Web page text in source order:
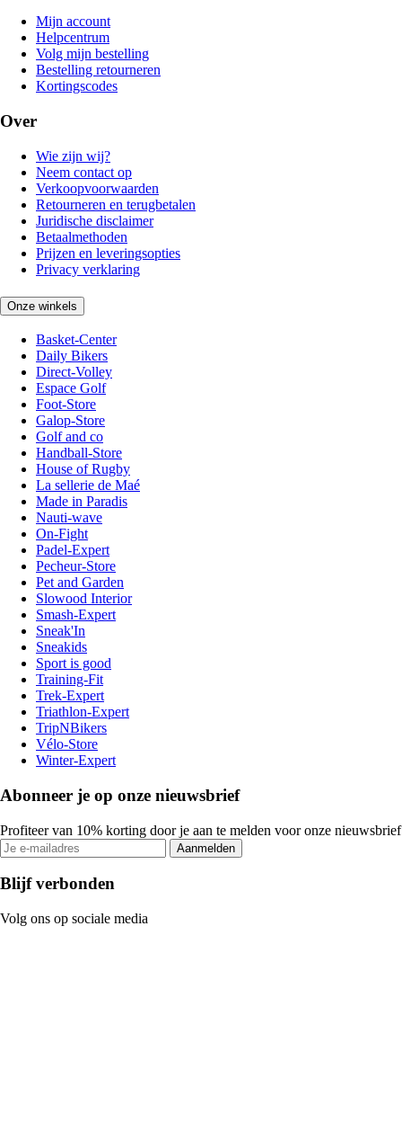
Mijn account
Helpcentrum
Volg mijn bestelling
Bestelling retourneren
Kortingscodes
Over
Wie zijn wij?
Neem contact op
Verkoopvoorwaarden
Retourneren en terugbetalen
Juridische disclaimer
Betaalmethoden
Prijzen en leveringsopties
Privacy verklaring
Onze winkels
Basket-Center
Daily Bikers
Direct-Volley
Espace Golf
Foot-Store
Galop-Store
Golf and co
Handball-Store
House of Rugby
La sellerie de Maé
Made in Paradis
Nauti-wave
On-Fight
Padel-Expert
Pecheur-Store
Pet and Garden
Slowood Interior
Smash-Expert
Sneak'In
Sneakids
Sport is good
Training-Fit
Trek-Expert
Triathlon-Expert
TripNBikers
Vélo-Store
Winter-Expert
Abonneer je op onze nieuwsbrief
Profiteer van 10% korting door je aan te melden voor onze nieuwsbrief
Aanmelden
Blijf verbonden
Volg ons op sociale media